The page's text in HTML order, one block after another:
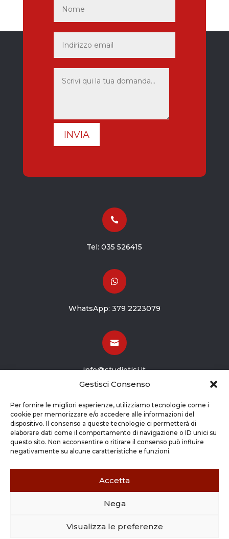
Gestisci Consenso
Per fornire le migliori esperienze, utilizziamo tecnologie come i
cookie per memorizzare e/o accedere alle informazioni del
dispositivo. Il consenso a queste tecnologie ci permetterà di
elaborare dati come il comportamento di navigazione o ID unici su
questo sito. Non acconsentire o ritirare il consenso può influire
negativamente su alcune caratteristiche e funzioni.
Accetta
Nega
Visualizza le preferenze
INVIA

Tel:035 526415

WhatsApp: 379 2223079

info@studiotisi.it

Viale Europa 8
Grassobbio BG (24050)
Copyright © 2026 STUDIO TISI SRL –
03263800165 |Credits| Cookie Policy